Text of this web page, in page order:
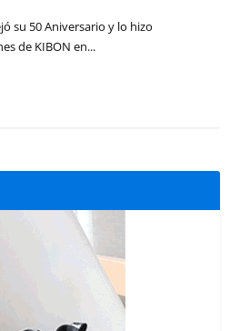
su 50 Aniversario y lo hizo
de KIBON en...